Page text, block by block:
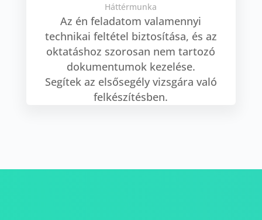
Háttérmunka
Az én feladatom valamennyi
technikai feltétel biztosítása, és az
oktatáshoz szorosan nem tartozó
dokumentumok kezelése.
Segítek az elsősegély vizsgára való
felkészítésben.